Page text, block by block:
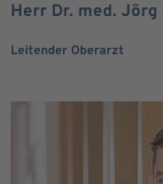
Herr Dr. med.
Leitender Oberarzt